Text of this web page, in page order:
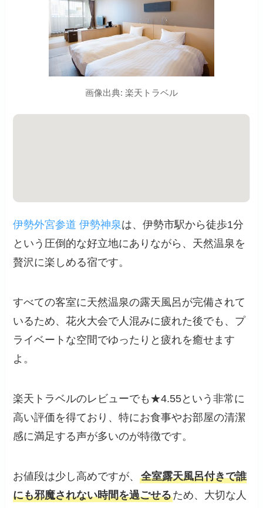
画像出典: 楽天トラベル
伊勢外宮参道 伊勢神泉は、伊勢市駅から徒歩1分
という圧倒的な好立地にありながら、天然温泉を
贅沢に楽しめる宿です。
すべての客室に天然温泉の露天風呂が完備されて
いるため、花火大会で人混みに疲れた後でも、プ
ライベートな空間でゆったりと疲れを癒せます
よ。
楽天トラベルのレビューでも★4.55という非常に
高い評価を得ており、特にお食事やお部屋の清潔
感に満足する声が多いのが特徴です。
お値段は少し高めですが、全室露天風呂付きで誰
にも邪魔されない時間を過ごせるため、大切な人